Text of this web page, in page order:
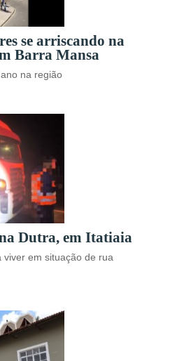
se arriscando na
Barra Mansa
na região
Dutra, em Itatiaia
viver em situação de rua